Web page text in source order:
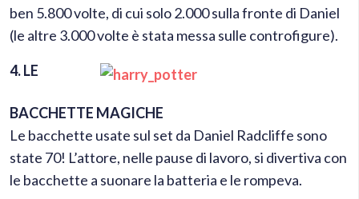
ben 5.800 volte, di cui solo 2.000 sulla fronte di Daniel
(le altre 3.000 volte è stata messa sulle controfigure).
4. LE
BACCHETTE MAGICHE
Le bacchette usate sul set da Daniel Radcliffe sono
state 70! L’attore, nelle pause di lavoro, si divertiva con
le bacchette a suonare la batteria e le rompeva.